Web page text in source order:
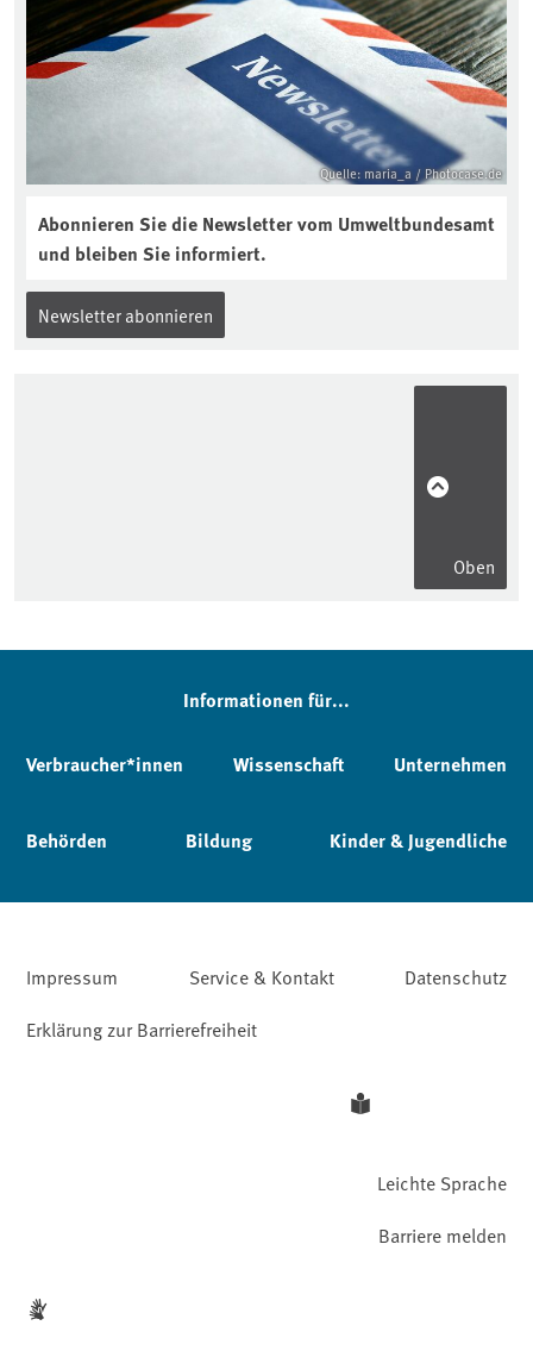
Quelle: maria_a / Photocase.de
Abonnieren Sie die Newsletter vom Umweltbundesamt
und bleiben Sie informiert.
Newsletter abonnieren
Oben
Informationen für...
Verbraucher*innen Wissenschaft Unternehmen
Behörden Bildung Kinder & Jugendliche
Impressum Service & Kontakt
Datenschutz
Erklärung zur Barrierefreiheit
Leichte Sprache
Barriere melden